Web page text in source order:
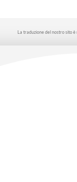
La traduzione del nostro sito è